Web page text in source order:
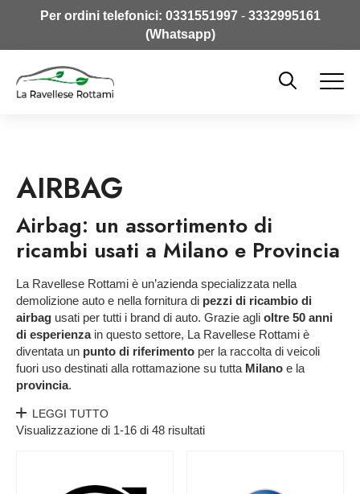
Per ordini telefonici: 0331551997- 3332995161
(Whatsapp)
AIRBAG
Airbag: un assortimento di
ricambi usati a Milano e Provincia
La Ravellese Rottami è un’azienda specializzata nella
demolizione auto e nella fornitura di pezzi di ricambio di
airbag usati per tutti i brand di auto. Grazie agli oltre 50 anni
di esperienzain questo settore, La Ravellese Rottami è
diventata un punto di riferimento per la raccolta di veicoli
fuori uso destinati alla rottamazione su tutta Milano e la
provincia.
LEGGI TUTTO
Visualizzazione di 1-16 di 48 risultati